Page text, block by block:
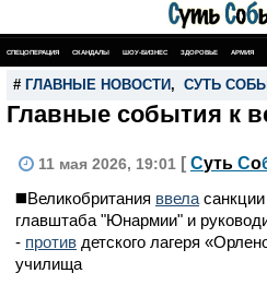
СПЕЦОПЕРАЦИЯ СКАНДАЛЫ ШОУ-БИЗНЕС ЗДОРОВЬЕ АРМИЯ
# ГЛАВНЫЕ НОВОСТИ , СУТЬ
Главные события к
11 мая 2026, 19:01 [ Суть Со
◼️Великобритания ввела
главштаба "Юнармии" и
- против детского лагеря
училища